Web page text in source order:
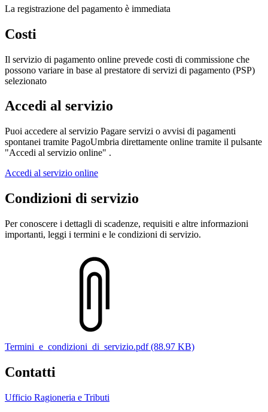
La registrazione del pagamento è immediata
Costi
Il servizio di pagamento online prevede costi di commissione che
possono variare in base al prestatore di servizi di pagamento (PSP)
selezionato
Accedi al servizio
Puoi accedere al servizio Pagare servizi o avvisi di pagamenti
spontanei tramite PagoUmbria direttamente online tramite il pulsante
"Accedi al servizio online" .
Accedi al servizio online
Condizioni di servizio
Per conoscere i dettagli di scadenze, requisiti e altre informazioni
importanti, leggi i termini e le condizioni di servizio.
Termini_e_condizioni_di_servizio.pdf (88.97 KB)
Contatti
Ufficio Ragioneria e Tributi